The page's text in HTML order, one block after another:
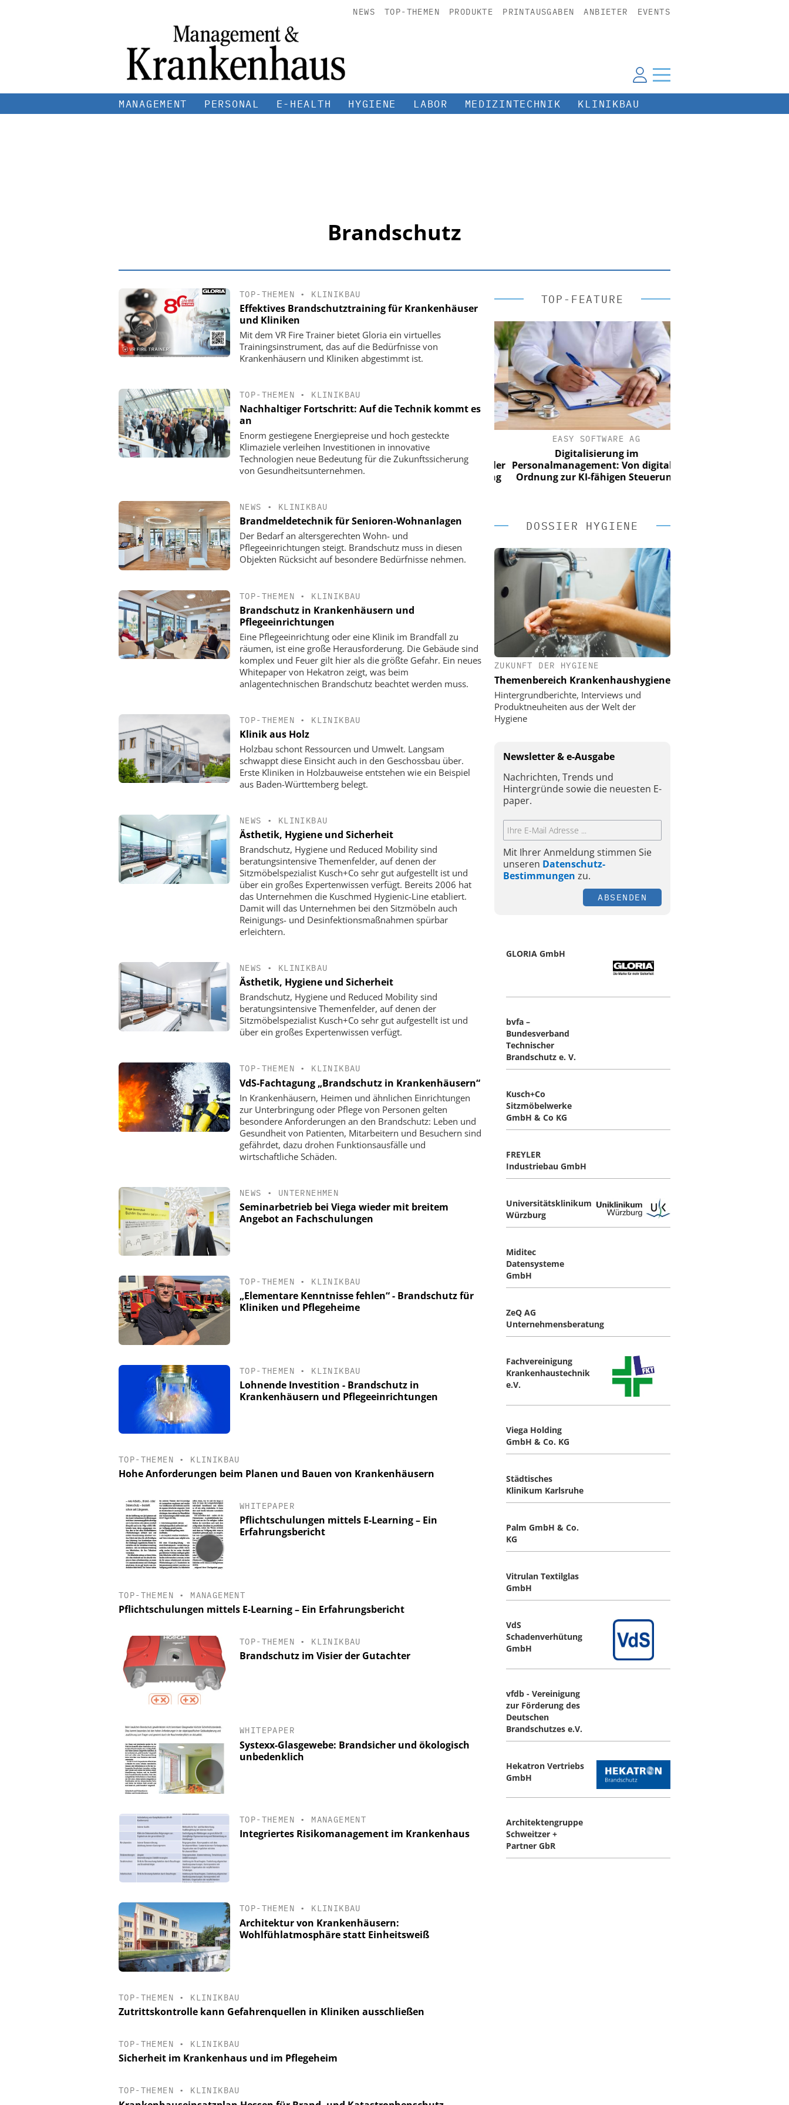
NEWS TOP-THEMEN PRODUKTE PRINTAUSGABEN ANBIETER EVENTS
MANAGEMENT PERSONAL E-HEALTH HYGIENE LABOR MEDIZINTECHNIK KLINIKBAU
Brandschutz
TOP-THEMEN • KLINIKBAU
Effektives Brandschutztraining für Krankenhäuser
und Kliniken
Mit dem VR Fire Trainer bietet Gloria ein virtuelles
Trainingsinstrument, das auf die Bedürfnisse von
Krankenhäusern und Kliniken abgestimmt ist.
TOP-THEMEN • KLINIKBAU
Nachhaltiger Fortschritt: Auf die Technik kommt es
an
Enorm gestiegene Energiepreise und hoch gesteckte
Klimaziele verleihen Investitionen in innovative
Technologien neue Bedeutung für die Zukunftssicherung
von Gesundheitsunternehmen.
NEWS • KLINIKBAU
Brandmeldetechnik für Senioren-Wohnanlagen
Der Bedarf an altersgerechten Wohn- und
Pflegeeinrichtungen steigt. Brandschutz muss in diesen
Objekten Rücksicht auf besondere Bedürfnisse nehmen.
TOP-THEMEN • KLINIKBAU
Brandschutz in Krankenhäusern und
Pflegeeinrichtungen
Eine Pflegeeinrichtung oder eine Klinik im Brandfall zu
räumen, ist eine große Herausforderung. Die Gebäude sind
komplex und Feuer gilt hier als die größte Gefahr. Ein neues
Whitepaper von Hekatron zeigt, was beim
anlagentechnischen Brandschutz beachtet werden muss.
TOP-THEMEN • KLINIKBAU
Klinik aus Holz
Holzbau schont Ressourcen und Umwelt. Langsam
schwappt diese Einsicht auch in den Geschossbau über.
Erste Kliniken in Holzbauweise entstehen wie ein Beispiel
aus Baden-Württemberg belegt.
NEWS • KLINIKBAU
Ästhetik, Hygiene und Sicherheit
Brandschutz, Hygiene und Reduced Mobility sind
beratungsintensive Themenfelder, auf denen der
Sitzmöbelspezialist Kusch+Co sehr gut aufgestellt ist und
über ein großes Expertenwissen verfügt. Bereits 2006 hat
das Unternehmen die Kuschmed Hygienic-Line etabliert.
Damit will das Unternehmen bei den Sitzmöbeln auch
Reinigungs- und Desinfektionsmaßnahmen spürbar
erleichtern.
NEWS • KLINIKBAU
Ästhetik, Hygiene und Sicherheit
Brandschutz, Hygiene und Reduced Mobility sind
beratungsintensive Themenfelder, auf denen der
Sitzmöbelspezialist Kusch+Co sehr gut aufgestellt ist und
über ein großes Expertenwissen verfügt.
TOP-THEMEN • KLINIKBAU
VdS-Fachtagung „Brandschutz in Krankenhäusern“
In Krankenhäusern, Heimen und ähnlichen Einrichtungen
zur Unterbringung oder Pflege von Personen gelten
besondere Anforderungen an den Brandschutz: Leben und
Gesundheit von Patienten, Mitarbeitern und Besuchern sind
gefährdet, dazu drohen Funktionsausfälle und
wirtschaftliche Schäden.
NEWS • UNTERNEHMEN
Seminarbetrieb bei Viega wieder mit breitem
Angebot an Fachschulungen
TOP-THEMEN • KLINIKBAU
„Elementare Kenntnisse fehlen“ - Brandschutz für
Kliniken und Pflegeheime
TOP-THEMEN • KLINIKBAU
Lohnende Investition - Brandschutz in
Krankenhäusern und Pflegeeinrichtungen
TOP-THEMEN • KLINIKBAU
Hohe Anforderungen beim Planen und Bauen von Krankenhäusern
WHITEPAPER
Pflichtschulungen mittels E-Learning – Ein
Erfahrungsbericht
TOP-THEMEN • MANAGEMENT
Pflichtschulungen mittels E-Learning – Ein Erfahrungsbericht
TOP-THEMEN • KLINIKBAU
Brandschutz im Visier der Gutachter
WHITEPAPER
Systexx-Glasgewebe: Brandsicher und ökologisch
unbedenklich
TOP-THEMEN • MANAGEMENT
Integriertes Risikomanagement im Krankenhaus
TOP-THEMEN • KLINIKBAU
Architektur von Krankenhäusern:
Wohlfühlatmosphäre statt Einheitsweiß
TOP-THEMEN • KLINIKBAU
Zutrittskontrolle kann Gefahrenquellen in Kliniken ausschließen
TOP-THEMEN • KLINIKBAU
Sicherheit im Krankenhaus und im Pflegeheim
TOP-THEMEN • KLINIKBAU
TOP-FEATURE
EASY SOFTWARE AG
Digitalisierung im
Personalmanagement: Von digitaler
Ordnung zur KI-fähigen Steuerung
EASY SOFTWARE AG
Digitalisierung im
Personalmanagement: Von digitaler
Ordnung zur KI-fähigen Steuerung
EASY SOFTWARE AG
Digitalisierung im
Personalmanagement: Von digitaler
Ordnung zur KI-fähigen Steuerung
DOSSIER HYGIENE
ZUKUNFT DER HYGIENE
Themenbereich Krankenhaushygiene
Hintergrundberichte, Interviews und
Produktneuheiten aus der Welt der
Hygiene
Newsletter & e-Ausgabe
Nachrichten, Trends und
Hintergründe sowie die neuesten E-
paper.
Mit Ihrer Anmeldung stimmen Sie
unseren Datenschutz-
Bestimmungen zu.
ABSENDEN
GLORIA GmbH
bvfa –
Bundesverband
Technischer
Brandschutz e. V.
Kusch+Co
Sitzmöbelwerke
GmbH & Co KG
FREYLER
Industriebau GmbH
Universitätsklinikum
Würzburg
Miditec
Datensysteme
GmbH
ZeQ AG
Unternehmensberatung
Fachvereinigung
Krankenhaustechnik
e.V.
Viega Holding
GmbH & Co. KG
Städtisches
Klinikum Karlsruhe
Palm GmbH & Co.
KG
Vitrulan Textilglas
GmbH
VdS
Schadenverhütung
GmbH
vfdb - Vereinigung
zur Förderung des
Deutschen
Brandschutzes e.V.
Hekatron Vertriebs
GmbH
Architektengruppe
Schweitzer +
Partner GbR